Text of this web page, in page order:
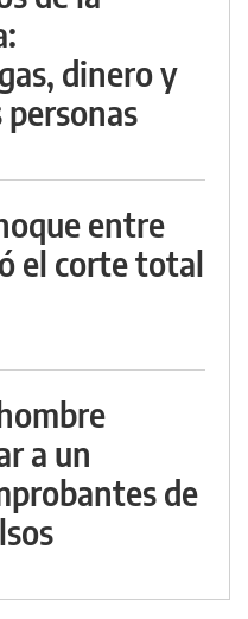
dinero y
entre
el corte total
a un
de